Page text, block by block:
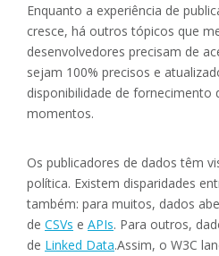
Enquanto a experiência de
cresce, há outros tópicos que
desenvolvedores precisam de
sejam 100% precisos e
disponibilidade de fornecimento
momentos.
Os publicadores de dados têm
política. Existem disparidades
também: para muitos, dados
de CSVs e APIs. Para outros,
de Linked Data.Assim, o W3C